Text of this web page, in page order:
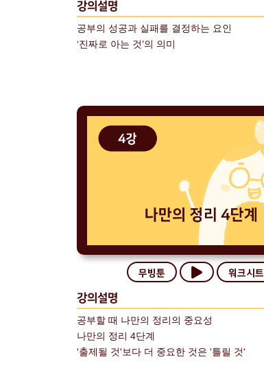
강의설명
공부의 성공과 실패를 결정하는 요인
‘진짜로 아는 것’의 의미
무빙툰 워크시트
강의설명
공부할 때 나만의 정리의 중요성
나만의 정리 4단계
'출제될 것'보다 더 중요한 것은 '틀릴 것'